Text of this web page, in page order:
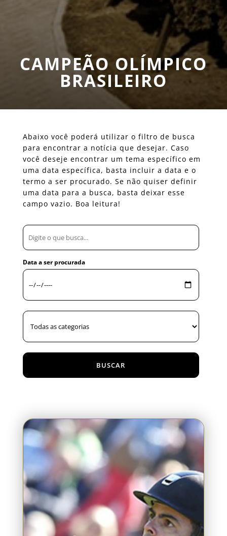
CAMPEÃO OLÍMPICO
BRASILEIRO
Abaixo você poderá utilizar o filtro de busca
para encontrar a notícia que desejar. Caso
você deseje encontrar um tema específico em
uma data específica, basta incluir a data e o
termo a ser procurado. Se não quiser definir
uma data para a busca, basta deixar esse
campo vazio. Boa leitura!